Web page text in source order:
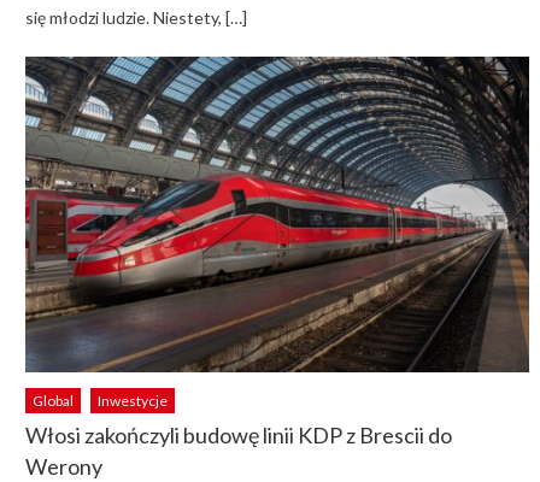
się młodzi ludzie. Niestety, […]
Global Inwestycje
Włosi zakończyli budowę linii KDP z Brescii do
Werony